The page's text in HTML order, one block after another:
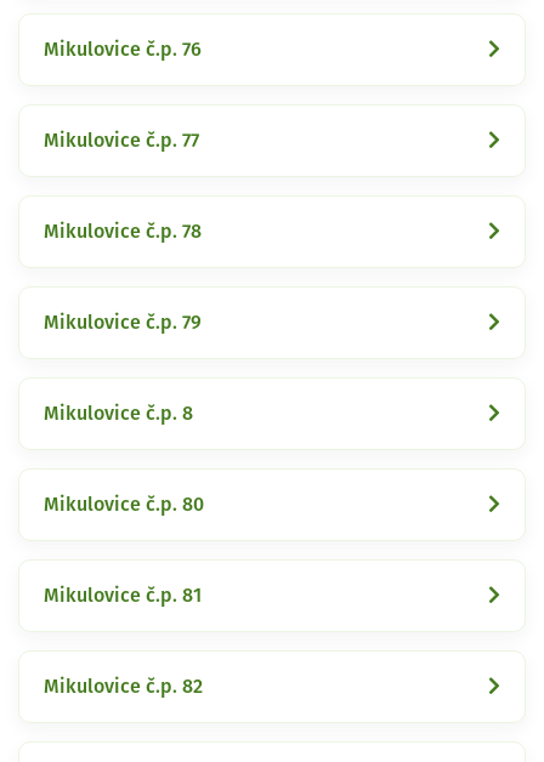
Mikulovice č.p. 76
Mikulovice č.p. 77
Mikulovice č.p. 78
Mikulovice č.p. 79
Mikulovice č.p. 8
Mikulovice č.p. 80
Mikulovice č.p. 81
Mikulovice č.p. 82